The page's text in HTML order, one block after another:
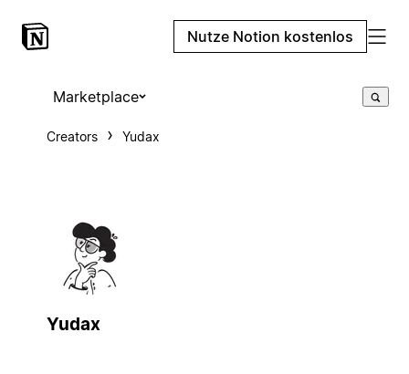
Nutze Notion kostenlos
Marketplace
Creators Yudax
Yudax